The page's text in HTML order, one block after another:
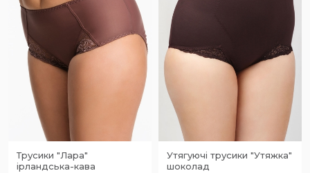
Трусики "Лара"
ірландська-кава
Утягуючі трусики "Утяжка"
шоколад